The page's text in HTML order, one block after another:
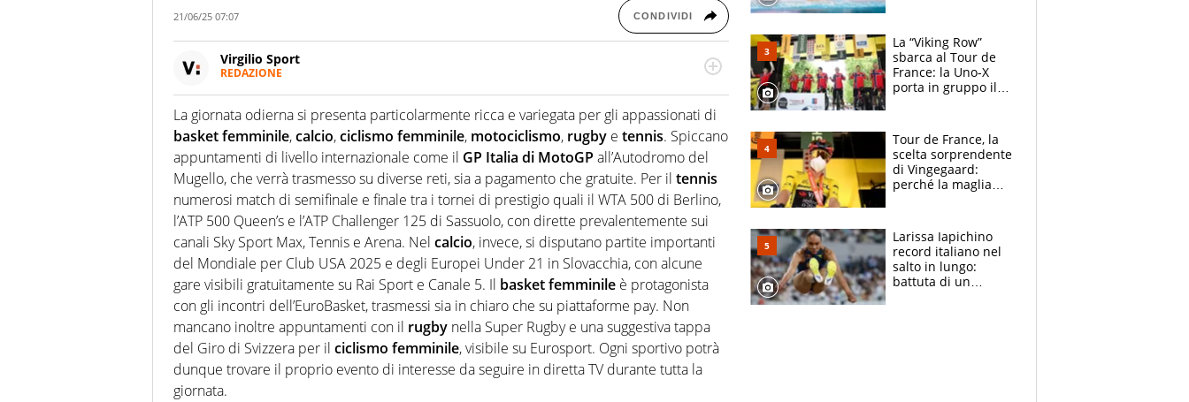
21/06/25 07:07 CONDIVIDI
Virgilio Sport
REDAZIONE
sport. Calcio, calciomercato, F1, Motomondiale ma anche tennis, volley, basket: su
Virgilio Sport i tifosi e gli appassionati sanno che troveranno sempre copertura
completa e zero faziosità. La squadra di Virgilio Sport è formata da giornalisti ed
esperti di sport abili sia nel gioco di rimessa quando intercettano le notizie e le
rilanciano verso la rete, sia nella costruzione dal basso quando creano contenuti
100% originali ed esclusivi.
La giornata odierna si presenta particolarmente ricca e variegata per gli appassionati di
basket femminile,calcio,ciclismo femminile, motociclismo, rugby e tennis. Spiccano
appuntamenti di livello internazionale come il GP Italia di MotoGP all’Autodromo del
Mugello, che verrà trasmesso su diverse reti, sia a pagamento che gratuite. Per il tennis
numerosi match di semifinale e finale tra i tornei di prestigio quali il WTA 500 di Berlino,
l’ATP 500 Queen’s e l’ATP Challenger 125 di Sassuolo, con dirette prevalentemente sui
canali Sky Sport Max, Tennis e Arena. Nel calcio, invece, si disputano partite importanti
del Mondiale per Club USA 2025 e degli Europei Under 21 in Slovacchia, con alcune
gare visibili gratuitamente su Rai Sport e Canale 5. Il basket femminile è protagonista
con gli incontri dell’EuroBasket, trasmessi sia in chiaro che su piattaforme pay. Non
mancano inoltre appuntamenti con il rugby nella Super Rugby e una suggestiva tappa
del Giro di Svizzera per il ciclismo femminile, visibile su Eurosport. Ogni sportivo potrà
dunque trovare il proprio evento di interesse da seguire in diretta TV durante tutta la
giornata.
mirino
La “Viking Row”
sbarca al Tour de
France: la Uno-X
porta in gruppo il
compagni
Tour de France, la
scelta sorprendente
di Vingegaard:
perché la maglia
rischio da evitare
Larissa Iapichino
record italiano nel
salto in lungo:
battuta di un